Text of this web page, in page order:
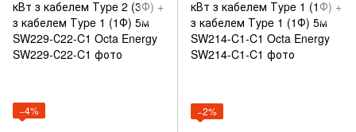
−4% −2%